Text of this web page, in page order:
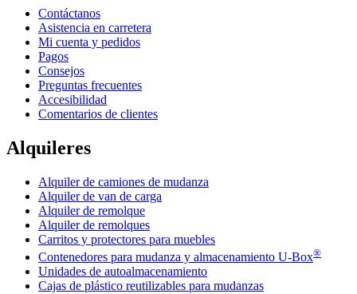
Contáctanos
Asistencia en carretera
Mi cuenta y pedidos
Pagos
Consejos
Preguntas frecuentes
Accesibilidad
Comentarios de clientes
Alquileres
Alquiler de camiones de mudanza
Alquiler de van de carga
Alquiler de remolque
Alquiler de remolques
Carritos y protectores para muebles
Contenedores para mudanza y almacenamiento U-Box®
Unidades de autoalmacenamiento
Cajas de plástico reutilizables para mudanzas